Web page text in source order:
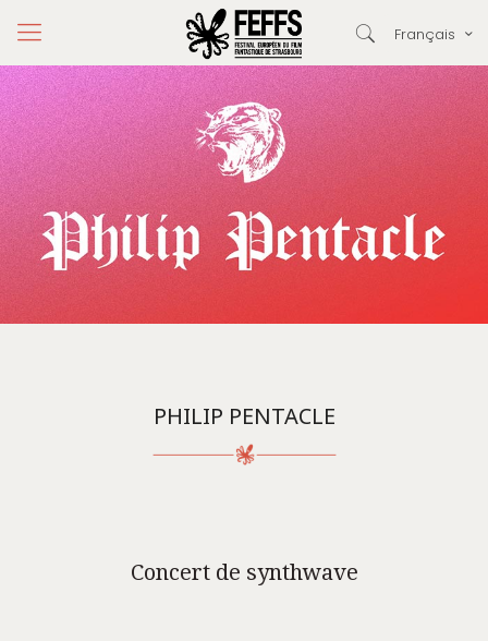
Français
PHILIP PENTACLE
Concert de synthwave